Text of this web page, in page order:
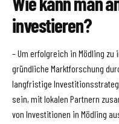
investieren?
– Um erfolgreich in Mödling
gründliche Marktforschung
langfristige
sein, mit lokalen Partnern
von Investitionen in Mödling